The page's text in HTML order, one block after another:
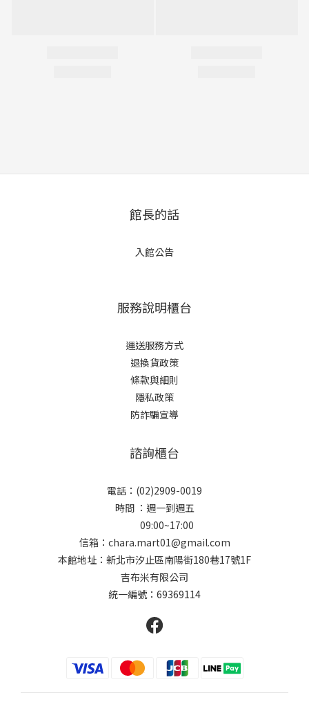
館長的話
入館公告
服務說明櫃台
運送服務方式
退換貨政策
條款與細則
隱私政策
防詐騙宣導
諮詢櫃台
電話：(02)2909-0019
時間 ：週一到週五
09:00~17:00
信箱：chara.mart01@gmail.com
本館地址：新北市汐止區南陽街180巷17號1F
吉布米有限公司
統一編號：69369114